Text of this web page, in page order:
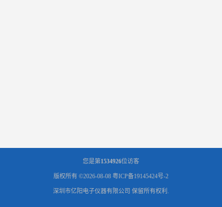
您是第1534926位访客
版权所有 ©2026-08-08 粤ICP备19145424号-2
深圳市亿阳电子仪器有限公司 保留所有权利.